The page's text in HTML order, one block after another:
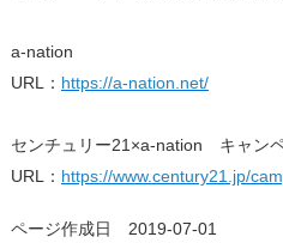
a-nation
URL： https://a-nation.net/
センチュリー21×a-nation キャン
URL： https://www.century21.jp/
ページ作成日 2019-07-01